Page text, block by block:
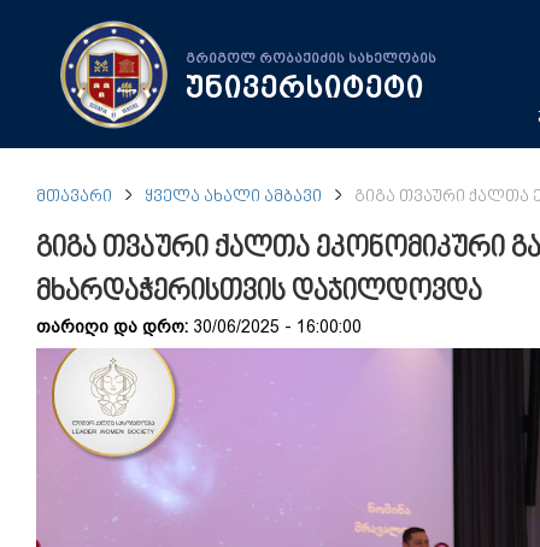
გრიგოლ რობაქიძის სახელობის
უნივერსიტეტი
ᲛᲗᲐᲕᲐᲠᲘ ᲧᲕᲔᲚᲐ ᲐᲮᲐᲚᲘ ᲐᲛᲑᲐᲕᲘ ᲒᲘᲒᲐ ᲗᲕᲐᲣᲠᲘ ᲥᲐᲚᲗᲐ
გიგა თვაური ქალთა ეკონომიკური
მხარდაჭერისთვის დაჯილდოვდა
თარიღი და დრო: 30/06/2025 - 16:00:00